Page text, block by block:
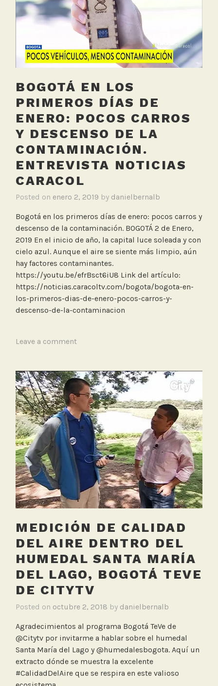
l
aire
en
Bogotá?.
Entrevista
Noticias
Caracol
C
a
T
e
l
e
v
s
ó
,
E
n
t
r
e
v
i
s
t
N
i
c
i
a
s
C
a
r
a
c
o
l
R
e
d
M
o
n
t
o
r
e
o
O
f
BOGOTÁ EN LOS
PRIMEROS DÍAS DE
ENERO: POCOS CARROS
Y DESCENSO DE LA
CONTAMINACIÓN.
ENTREVISTA NOTICIAS
CARACOL
Posted on enero 2, 2019 by danielbernalb
Bogotá en los primeros días de enero: pocos carros y
descenso de la contaminación. BOGOTÁ 2 de Enero,
2019 En el inicio de año, la capital luce soleada y con
cielo azul. Aunque el aire se siente más limpio, aún
hay factores contaminantes.
https://youtu.be/efrBsct6iU8 Link del artículo:
https://noticias.caracoltv.com/bogota/bogota-en-
los-primeros-dias-de-enero-pocos-carros-y-
descenso-de-la-contaminacion
T
g
e
d
M
e
d
i
c
i
o
n
e
N
t
c
a
s
C
a
a
Leave a comment
MEDICIÓN DE CALIDAD
DEL AIRE DENTRO DEL
HUMEDAL SANTA MARÍA
DEL LAGO, BOGOTÁ TEVE
DE CITYTV
Posted on octubre 2, 2018 by danielbernalb
Agradecimientos al programa Bogotá TeVe de
@Citytv por invitarme a hablar sobre el humedal
Santa María del Lago y @humedalesbogota. Aquí un
extracto dónde se muestra la excelente
#CalidadDelAire que se respira en este valioso